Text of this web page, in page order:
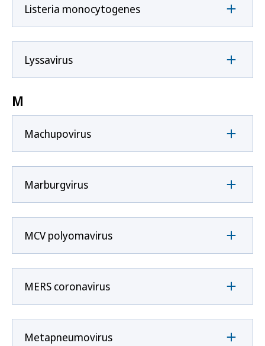
Listeria monocytogenes
Lyssavirus
M
Machupovirus
Marburgvirus
MCV polyomavirus
MERS coronavirus
Metapneumovirus